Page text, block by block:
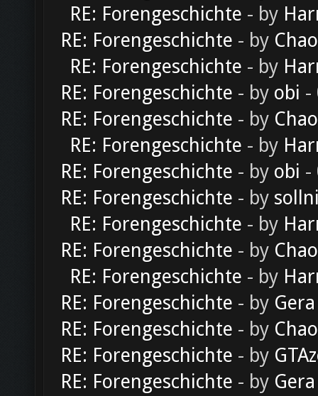
RE: Forengeschichte - by
RE: Forengeschichte - by
RE: Forengeschichte - by
RE: Forengeschichte - by obi -
RE: Forengeschichte - by
RE: Forengeschichte - by
RE: Forengeschichte - by obi -
RE: Forengeschichte - by
RE: Forengeschichte - by
RE: Forengeschichte - by
RE: Forengeschichte - by
RE: Forengeschichte - by Gera
RE: Forengeschichte - by
RE: Forengeschichte - by
RE: Forengeschichte - by Gera